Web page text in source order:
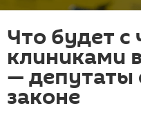
Что будет
клиниками
—
законе